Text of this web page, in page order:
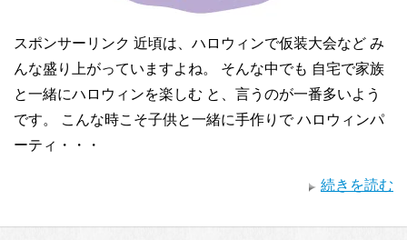
スポンサーリンク 近頃は、ハロウィンで仮装大会など み
んな盛り上がっていますよね。 そんな中でも 自宅で家族
と一緒にハロウィンを楽しむ と、言うのが一番多いよう
です。 こんな時こそ子供と一緒に手作りで ハロウィンパ
ーティ・・・
続きを読む